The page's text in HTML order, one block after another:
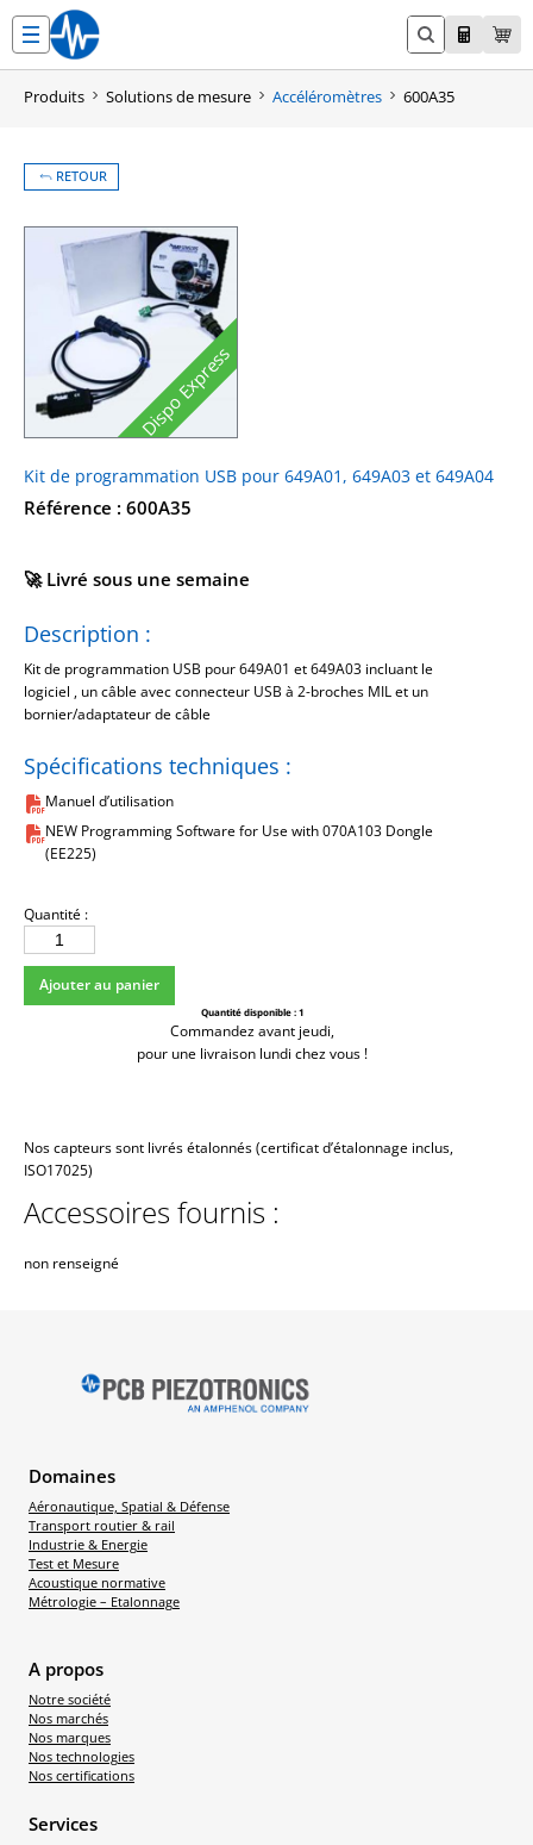
contenu
Produits Solutions de mesure Accéléromètres 600A35
RETOUR
Dispo Express
Kit de programmation USB pour 649A01, 649A03 et 649A04
Référence : 600A35
🚀 Livré sous une semaine
Spécifications techniques :
Manuel d’utilisation
NEW Programming Software for Use with 070A103 Dongle
(EE225)
Description :
Kit de programmation USB pour 649A01 et 649A03 incluant le
logiciel , un câble avec connecteur USB à 2-broches MIL et un
bornier/adaptateur de câble
Quantité :
quantité
de
600A35
Ajouter au panier
Quantité disponible :1
Commandez avant jeudi,
pour une livraison lundi chez vous !
Nos capteurs sont livrés étalonnés (certificat d’étalonnage inclus,
ISO17025)
Accessoires fournis :
non renseigné
Domaines
Aéronautique, Spatial & Défense
Transport routier & rail
Industrie & Energie
Test et Mesure
Acoustique normative
Métrologie – Etalonnage
A propos
Notre société
Nos marchés
Nos marques
Nos technologies
Nos certifications
Services